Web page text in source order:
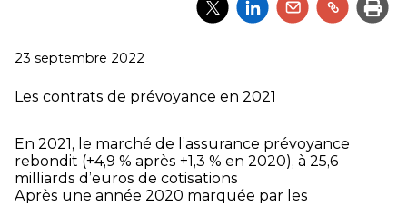
Partager
l'article
Partager
l'article
Partager
l'article
Partager
l'article
Publié
23 septembre 2022
Les contrats de prévoyance en 2021
En 2021, le marché de l’assurance prévoyance
rebondit (+4,9 % après +1,3 % en 2020), à 25,6
milliards d’euros de cotisations
Après une année 2020 marquée par les